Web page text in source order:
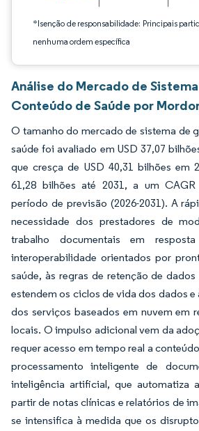
*Isenção de responsabilidade: Principais
nenhuma ordem específica
Análise do Mercado de
Conteúdo de Saúde por
O tamanho do mercado de sistema de
saúde foi avaliado em USD 37,07
que cresça de USD 40,31 bilhões em
61,28 bilhões até 2031, a um
período de previsão (2026-2031). A
necessidade dos prestadores de
trabalho documentais em
interoperabilidade orientados por
saúde, às regras de retenção de
estendem os ciclos de vida dos dados e
dos serviços baseados em nuvem em
locais. O impulso adicional vem da
requer acesso em tempo real a
processamento inteligente de
inteligência artificial, que automatiza
partir de notas clínicas e relatórios de
se intensifica à medida que os